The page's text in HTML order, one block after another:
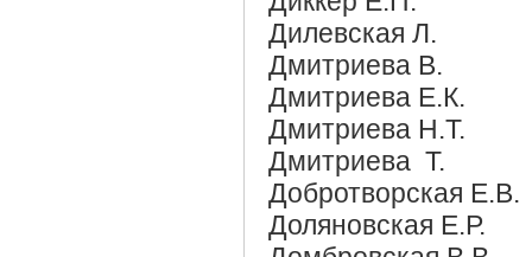
Дилевская Л.
Дмитриева В.
Дмитриева Е.К.
Дмитриева Н.Т.
Дмитриева Т.
Добротворская Е.В.
Доляновская Е.Р.